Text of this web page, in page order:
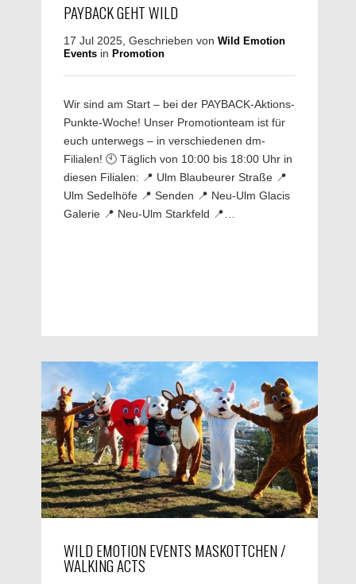
PAYBACK GEHT WILD
17 Jul 2025, Geschrieben von Wild Emotion
Events in Promotion
Wir sind am Start – bei der PAYBACK-Aktions-
Punkte-Woche! Unser Promotionteam ist für
euch unterwegs – in verschiedenen dm-
Filialen! 🕙 Täglich von 10:00 bis 18:00 Uhr in
diesen Filialen: 📍 Ulm Blaubeurer Straße 📍
Ulm Sedelhöfe 📍 Senden 📍 Neu-Ulm Glacis
Galerie 📍 Neu-Ulm Starkfeld 📍…
WILD EMOTION EVENTS MASKOTTCHEN /
WALKING ACTS